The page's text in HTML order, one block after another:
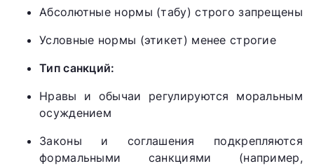
Абсолютные нормы (табу) строго запрещены
Условные нормы (этикет) менее строгие
Тип санкций:
Нравы и обычаи регулируются моральным
осуждением
Законы и соглашения подкрепляются
формальными санкциями (например,